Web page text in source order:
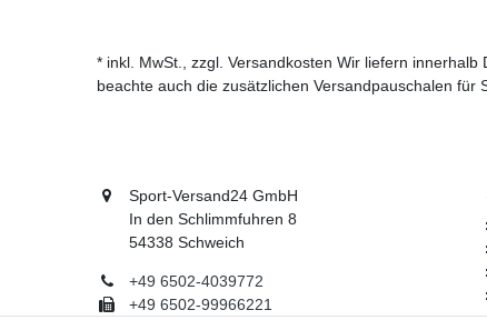
* inkl. MwSt., zzgl. Versandkosten Wir liefern
beachte auch die zusätzlichen Versandpauschalen für
Sport-Versand24 GmbH
In den Schlimmfuhren 8
54338 Schweich
+49 6502-4039772
+49 6502-99966221